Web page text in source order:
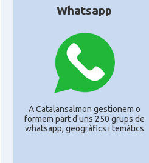
Whatsapp
A Catalansalmon gestionem o
formem part d'uns 250 grups de
whatsapp, geogràfics i temàtics